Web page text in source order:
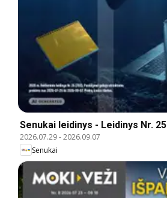
Senukai leidinys - Leidinys Nr. 25
2026.07.29-2026.09.07
Senukai